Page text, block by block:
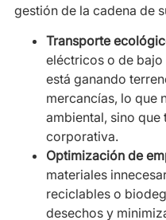
gestión de la cadena de
Transporte
eléctricos o de
está ganando
mercancías, lo que
ambiental, sino que
corporativa.
Optimización de
materiales
reciclables o
desechos y